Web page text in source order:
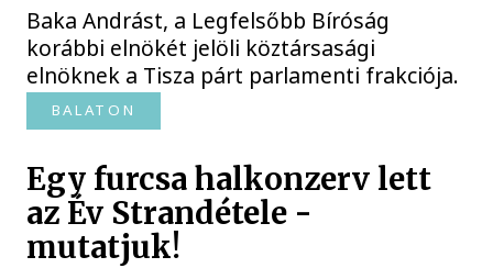
Baka Andrást, a Legfelsőbb Bíróság
korábbi elnökét jelöli köztársasági
elnöknek a Tisza párt parlamenti frakciója.
BALATON
Egy furcsa halkonzerv lett
az Év Strandétele -
mutatjuk!